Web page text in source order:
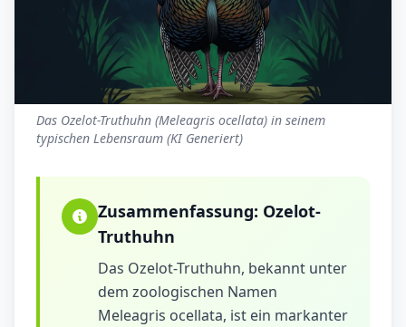
Das Ozelot-Truthuhn (Meleagris ocellata) in seinem
typischen Lebensraum (KI Generiert)
Zusammenfassung: Ozelot-
Truthuhn
Das Ozelot-Truthuhn, bekannt unter
dem zoologischen Namen
Meleagris ocellata, ist ein markanter